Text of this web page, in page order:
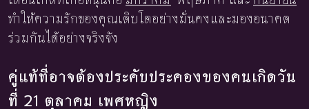
ทำให้ความรักของคุณเติบโตอย่างมั่นคงและมองอนาคต
ร่วมกันได้อย่างจริงจัง
คู่แท้ที่อาจต้องประคับประคองของคนเกิดวัน
ที่ 21 ตุลาคม เพศหญิง